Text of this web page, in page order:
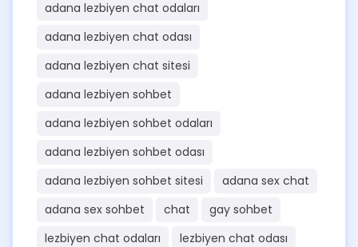
adana lezbiyen chat odaları
adana lezbiyen chat odası
adana lezbiyen chat sitesi
adana lezbiyen sohbet
adana lezbiyen sohbet odaları
adana lezbiyen sohbet odası
adana lezbiyen sohbet sitesi
adana sex chat
adana sex sohbet
chat
gay sohbet
lezbiyen chat odaları
lezbiyen chat odası